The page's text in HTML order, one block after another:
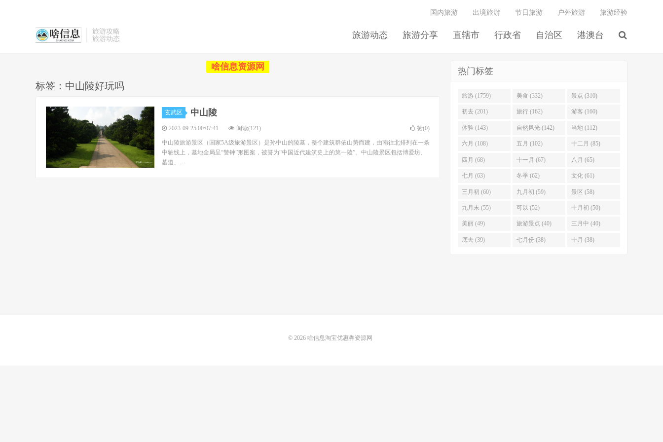
旅游攻略
旅游动态
旅游动态 旅游分享 直辖市 行政省 自治区 港澳台
国内旅游 出境旅游 节日旅游 户外旅游 旅游经验
啥信息资源网
标签：中山陵好玩吗
玄武区 中山陵
2023-09-25 00:07:41 阅读(121) 赞(0)
中山陵旅游景区（国家5A级旅游景区）是孙中山的陵墓，整个建筑群依山势而建，由南往北排列在一条
中轴线上，墓地全局呈“警钟”形图案，被誉为“中国近代建筑史上的第一陵”。中山陵景区包括博爱坊、
墓道、...
热门标签
旅游 (1759) 美食 (332) 景点 (310)
初去 (201) 旅行 (162) 游客 (160)
体验 (143) 自然风光 (142) 当地 (112)
六月 (108) 五月 (102) 十二月 (85)
四月 (68) 十一月 (67) 八月 (65)
七月 (63) 冬季 (62) 文化 (61)
三月初 (60) 九月初 (59) 景区 (58)
九月末 (55) 可以 (52) 十月初 (50)
美丽 (49) 旅游景点 (40) 三月中 (40)
底去 (39) 七月份 (38) 十月 (38)
© 2026 啥信息淘宝优惠券资源网